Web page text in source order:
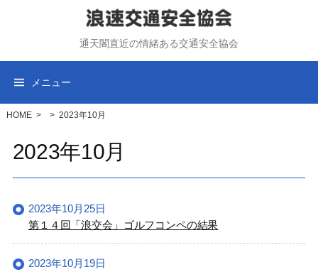
ン
ス
通天閣直近の情緒ある交通安全協会
メニュー
HOME > > 2023年10月
2023年10月
2023年10月25日
第１４回「浪交会」ゴルフコンペの結果
2023年10月19日